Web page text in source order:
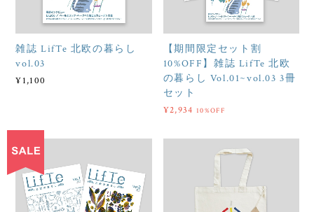
雑誌 LifTe 北欧の暮らし
vol.03
¥1,100
【期間限定セット割
10%OFF】雑誌 LifTe 北欧
の暮らし Vol.01~vol.03 3冊
セット
¥2,934 10%OFF